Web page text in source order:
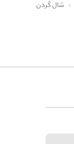
شال گردن